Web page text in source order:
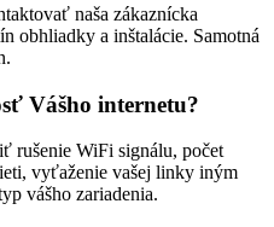
naša zákaznícka
obhliadky a inštalácie. Samotná
Vášho internetu?
rušenie WiFi signálu, počet
vyťaženie vašej linky iným
vášho zariadenia.